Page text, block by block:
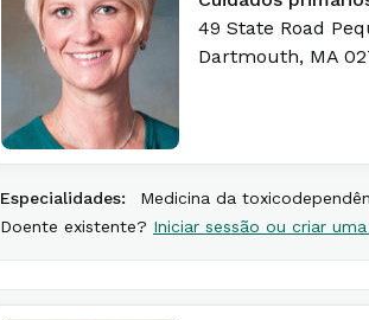
49 State Road
Dartmouth, MA
Especialidades: Medicina da
Doente existente? Iniciar sessão ou criar